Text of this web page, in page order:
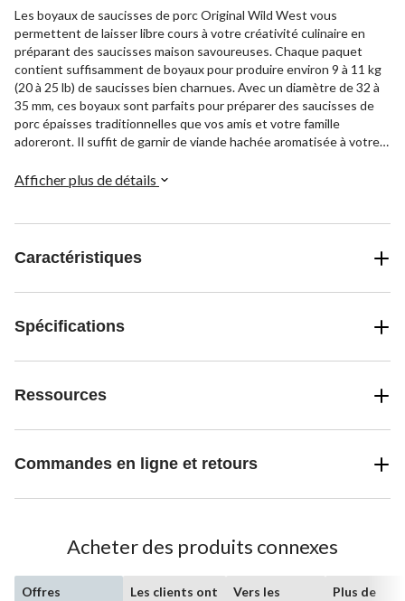
Les boyaux de saucisses de porc Original Wild West vous
permettent de laisser libre cours à votre créativité culinaire en
préparant des saucisses maison savoureuses. Chaque paquet
contient suffisamment de boyaux pour produire environ 9 à 11 kg
(20 à 25 lb) de saucisses bien charnues. Avec un diamètre de 32 à
35 mm, ces boyaux sont parfaits pour préparer des saucisses de
porc épaisses traditionnelles que vos amis et votre famille
adoreront. Il suffit de garnir de viande hachée aromatisée à votre
à faire soi-même, prêtes à impressionner à tout barbecue.
Afficher plus de détails
Caractéristiques
Spécifications
Ressources
Commandes en ligne et retours
Acheter des produits connexes
Offres
Les clients ont
Vers les
Plus de